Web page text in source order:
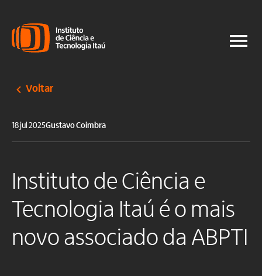
Voltar
18 jul 2025Gustavo Coimbra
Instituto de Ciência e
Tecnologia Itaú é o mais
novo associado da ABPTI